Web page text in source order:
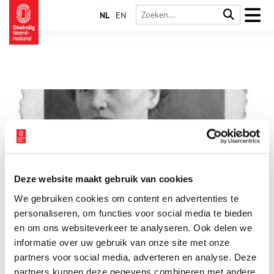
Deze website maakt gebruik van cookies
We gebruiken cookies om content en advertenties te
personaliseren, om functies voor social media te bieden
en om ons websiteverkeer te analyseren. Ook delen we
informatie over uw gebruik van onze site met onze
partners voor social media, adverteren en analyse. Deze
partners kunnen deze gegevens combineren met andere
NL EN
Trijntje Zwagerman (Trien) wordt geboren in 1891 in Hauwert,
West-Friesland. Ze groeit op als jongste van zes kinderen in
een arm boerenarbeidersgezin. Net als haar broer en zussen
kan Trien wegens geldgebrek alleen de basisschool afmaken,
maar ze is leergierig en krijgt nog een aantal jaar bijles van de
plaatselijke dominee. Trien is monter en vrolijk, en raakt
bevangen door het socialisme, mede vanwege haar